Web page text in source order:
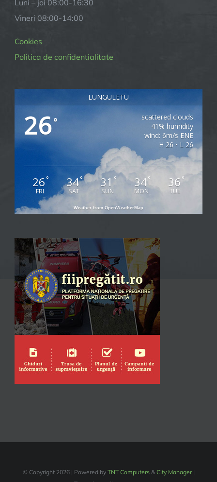
Luni – joi 08:00-16:30
Vineri 08:00-14:00
Cookies
Politica de confidentialitate
LUNGULETU
26°
scattered clouds
41% humidity
wind: 6m/s ENE
H 26 • L 26
26°
FRI
34°
SAT
31°
SUN
34°
MON
36 °
TUE
Weather from OpenWeatherMap
© Copyright 2026 | Powered by TNT Computers& City Manager|